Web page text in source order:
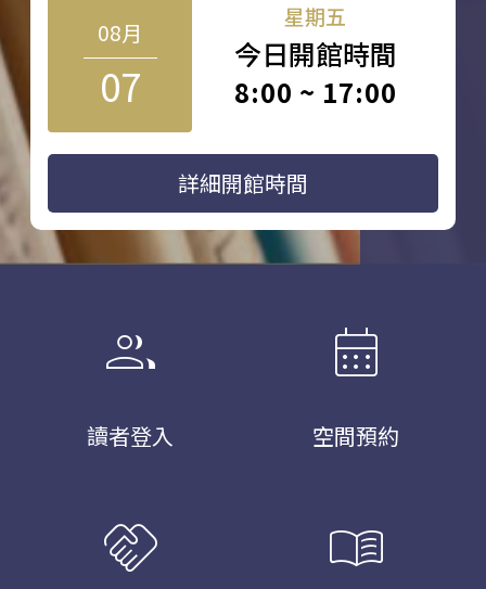
08月
07
星期五
今日開館時間
8:00 ~ 17:00
詳細開館時間
group
讀者登入
calendar_month
空間預約
handshake menu_book